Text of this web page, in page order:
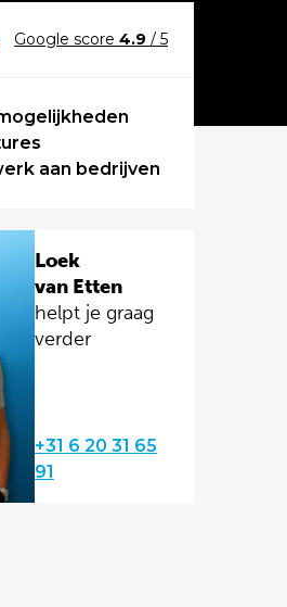
Google score 4.9 / 5
aan bedrijven
Loek
van Etten
helpt je graag
verder
+31 6 20 31 65
91